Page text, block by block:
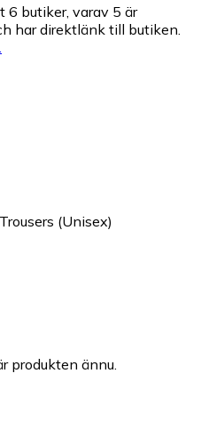
butiker, varav 5 är
har direktlänk till butiken.
(Unisex)
produkten ännu.